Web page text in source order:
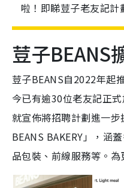
啦！即睇荳子老友記計
荳子BEANS
荳子BEANS自2022年起
今已有逾30位老友記正
就宣佈將招聘計劃進一
BEANS BAKERY」，涵
品包裝、前線服務等。為